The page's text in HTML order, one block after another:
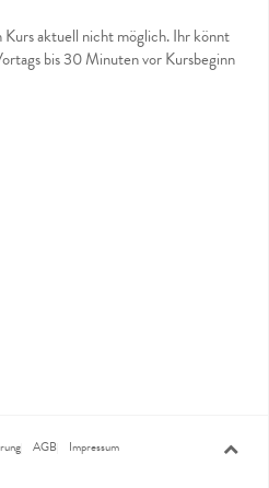
Kurs aktuell nicht möglich. Ihr könnt
bis 30 Minuten vor Kursbeginn
AGB Impressum